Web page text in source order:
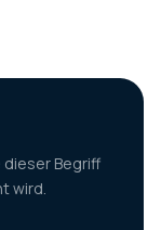
dieser Begriff
wird.